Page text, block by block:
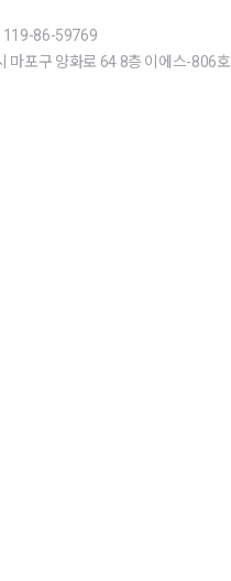
119-86-59769
마포구 양화로 64 8층 이에스-806호